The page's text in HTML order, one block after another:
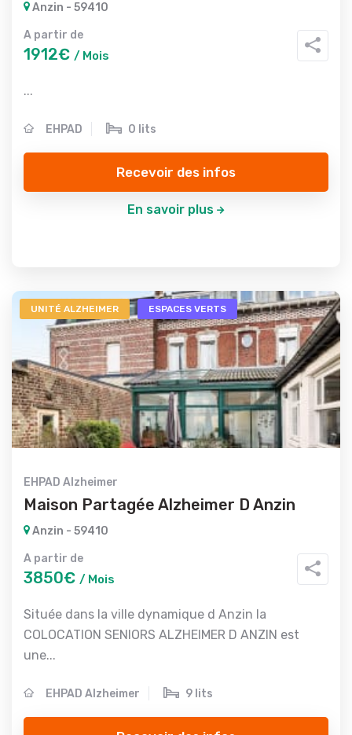
Anzin - 59410
A partir de
1912€ / Mois
...
EHPAD 0 lits
Recevoir des infos
En savoir plus
UNITÉ ALZHEIMER ESPACES VERTS
EHPAD Alzheimer
Maison Partagée Alzheimer D Anzin
Anzin - 59410
A partir de
3850€ / Mois
Située dans la ville dynamique d Anzin la
COLOCATION SENIORS ALZHEIMER D ANZIN est
une...
EHPAD Alzheimer 9 lits